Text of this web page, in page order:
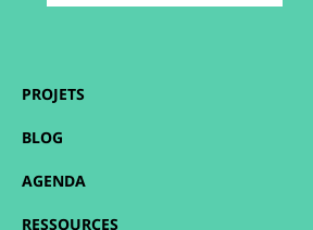
PROJETS
BLOG
AGENDA
RESSOURCES